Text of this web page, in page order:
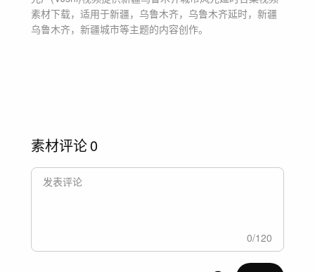
素材下载，适用于新疆，乌鲁木齐，乌鲁木齐延时，新疆
乌鲁木齐，新疆城市等主题的内容创作。
素材评论0
0/120